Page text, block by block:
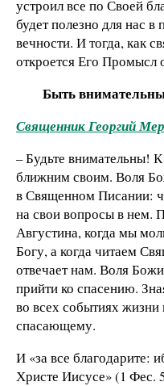
устроил все по Своей
будет полезно для нас в
вечности. И тогда, как
откроется Его Промысл
Быть
Священник Георгий
– Будьте внимательны!
ближним своим. Воля
в Священном Писании:
на свои вопросы в нем.
Августина, когда мы
Богу, а когда читаем
отвечает нам. Воля
прийти ко спасению.
во всех событиях жизни
спасающему.
И «за все благодарите:
Христе Иисусе» (1 Фес.